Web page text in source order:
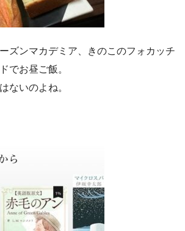
ズンマカデミア、きのこのフォカッチ
でお昼ご飯。
ないのよね。